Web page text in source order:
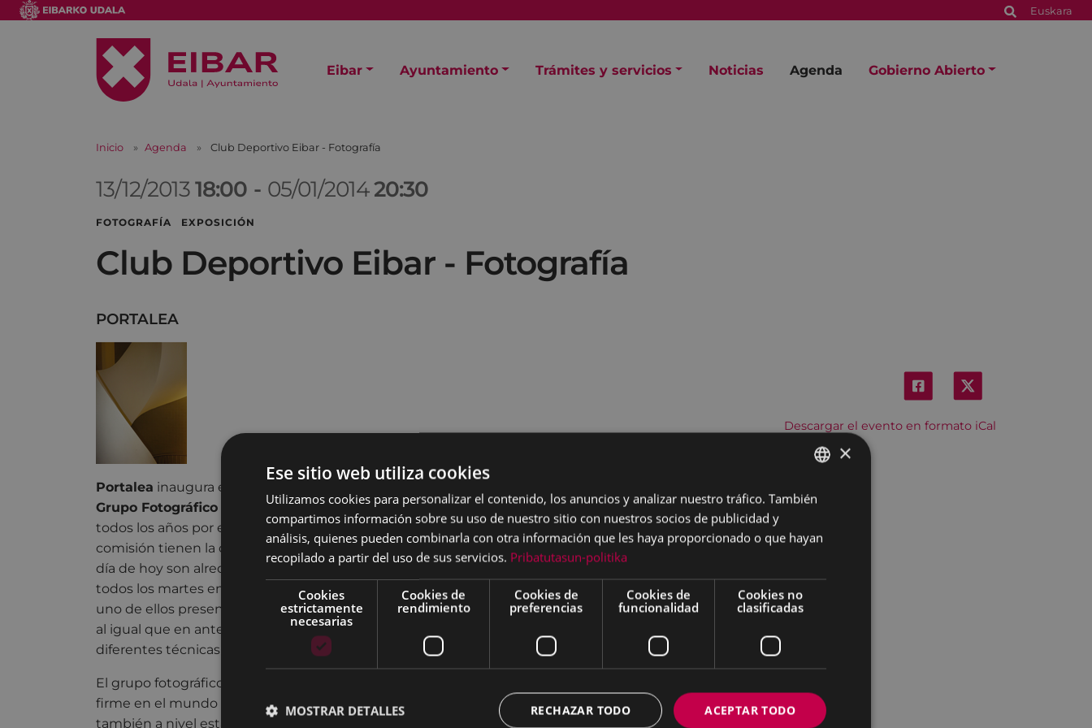
Euskara
Eibar Ayuntamiento Trámites y servicios Noticias Agenda Gobierno Abierto
Inicio Agenda Club Deportivo Eibar - Fotografía
13/12/201318:00 - 05/01/201420:30
FOTOGRAFÍA EXPOSICIÓN
Club Deportivo Eibar - Fotografía
PORTALEA
Descargar el evento en formato iCal
Portalea inaugura el 13 de diciembre la exposición colectiva del
Grupo Fotográfico del Club Deportivo Eibar.La muestra llega
todos los años por estas fechas y en ella los fotógrafos de la
comisión tienen la oportunidad de exponer sus últimos trabajos. A
día de hoy son alrededor de 20 los foto-aficionados que se reúnen
todos los martes en la sede que tienen en el Club Deportivo, y cada
uno de ellos presentará entre tres o cuatro fotografías. La temática,
al igual que en anteriores ediciones, será libre y se podrán ver
diferentes técnicas y estilos.
El grupo fotográfico eibarrés se ha convertido en un referente
firme en el mundo de la fotografía, no solo en Euskal Herria,
también a nivel estatal. Esto se debe en gran medida a que en
BASQUE
×
Ese sitio web utiliza cookies
Utilizamos cookies para personalizar el contenido, los anuncios y analizar nuestro tráfico. También
compartimos información sobre su uso de nuestro sitio con nuestros socios de publicidad y
análisis, quienes pueden combinarla con otra información que les haya proporcionado o que hayan
recopilado a partir del uso de sus servicios. Pribatutasun-politika
Cookies
estrictamente
necesarias
Cookies de
rendimiento
Cookies de
preferencias
Cookies de
funcionalidad
Cookies no
clasificadas
ACEPTAR TODO
RECHAZAR TODO
MOSTRAR DETALLES